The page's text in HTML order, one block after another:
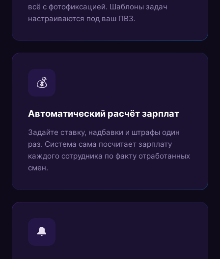
всё с фотофиксацией. Шаблоны задач
настраиваются под ваш ПВЗ.
💰
Автоматический расчёт зарплат
Задайте ставку, надбавки и штрафы один
раз. Система сама посчитает зарплату
каждого сотрудника по факту отработанных
смен.
🔔